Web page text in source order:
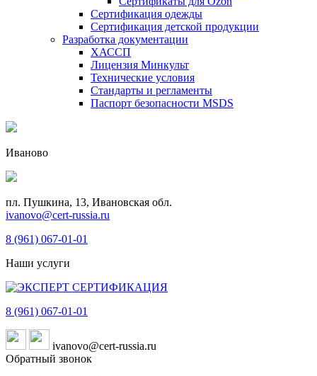
Сертификация одежды
Сертификация детской продукции
Разработка документации
ХАССП
Лицензия Минкульт
Технические условия
Стандарты и регламенты
Паспорт безопасности MSDS
Иваново
пл. Пушкина, 13, Ивановская обл.
ivanovo@cert-russia.ru
8 (961) 067-01-01
Наши услуги
8 (961) 067-01-01
ivanovo@cert-russia.ru
Обратный звонок